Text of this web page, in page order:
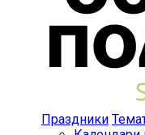
Праздники